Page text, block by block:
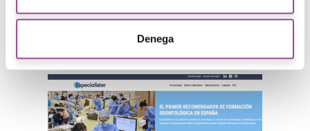
Denega
Pic Negre